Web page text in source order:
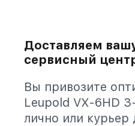
Доставляем
сервисный
Вы привозите
Leupold VX-6HD
лично или курьер